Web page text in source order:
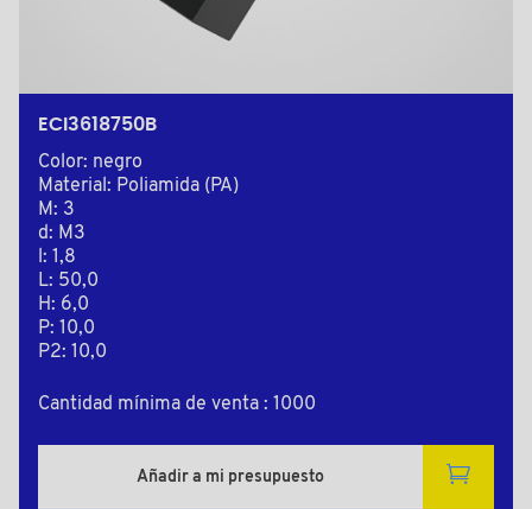
ECI3618750B
Color: negro
Material: Poliamida (PA)
M: 3
d: M3
l: 1,8
L: 50,0
H: 6,0
P: 10,0
P2: 10,0
Cantidad mínima de venta : 1000
Añadir a mi presupuesto